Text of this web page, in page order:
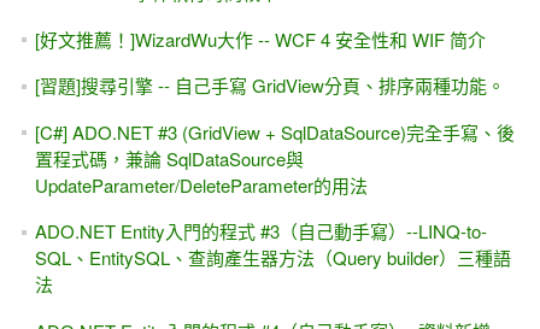
開始提供 ASP.NET專題實務（C#版）的勘誤表
[買一送一]前端+後端 = HTML5認證教材 + ASP.NET專題實
務 I：VB入門實戰（VS2015版）
[勘誤表]ASP.NET 4.0專題實務 II -- 範例應用與新功能（<big>
下集。第二版 黑皮書</big>，松崗出版） 2013/07/17
[習題]超簡單入門，AJAX UpdatePanel，四個題目搞定。
[習題]AJAX與ListView的怪現象？#2 --各個樣版內，搭配專屬
的 UpdatePanel，可行嗎？